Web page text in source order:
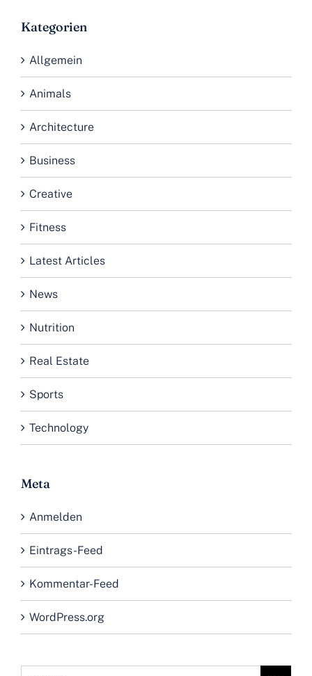
Kategorien
Allgemein
Animals
Architecture
Business
Creative
Fitness
Latest Articles
News
Nutrition
Real Estate
Sports
Technology
Meta
Anmelden
Eintrags-Feed
Kommentar-Feed
WordPress.org